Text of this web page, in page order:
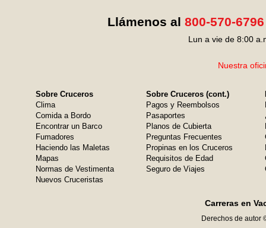
Llámenos al 800-570-6796
Lun a vie de 8:00
Nuestra
Sobre Cruceros
Clima
Comida a Bordo
Encontrar un Barco
Fumadores
Haciendo las Maletas
Mapas
Normas de Vestimenta
Nuevos Cruceristas
Sobre Cruceros (cont.)
Pagos y Reembolsos
Pasaportes
Planos de Cubierta
Preguntas Frecuentes
Propinas en los Cruceros
Requisitos de Edad
Seguro de Viajes
Carreras en
Derechos de autor